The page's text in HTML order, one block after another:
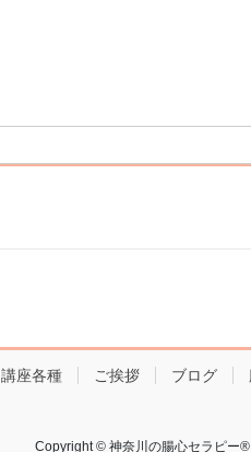
講座各種 ご挨拶 ブログ
Copyright © 神奈川の腸心セラピー